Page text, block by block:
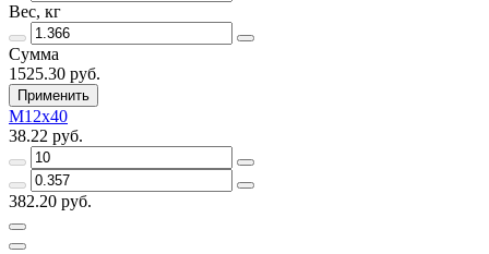
Вес, кг
Сумма
1525.30 руб.
Применить
M12х40
38.22 руб.
382.20 руб.